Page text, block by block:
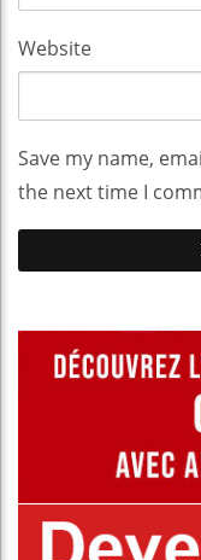
Website
Save my name,
the next time I